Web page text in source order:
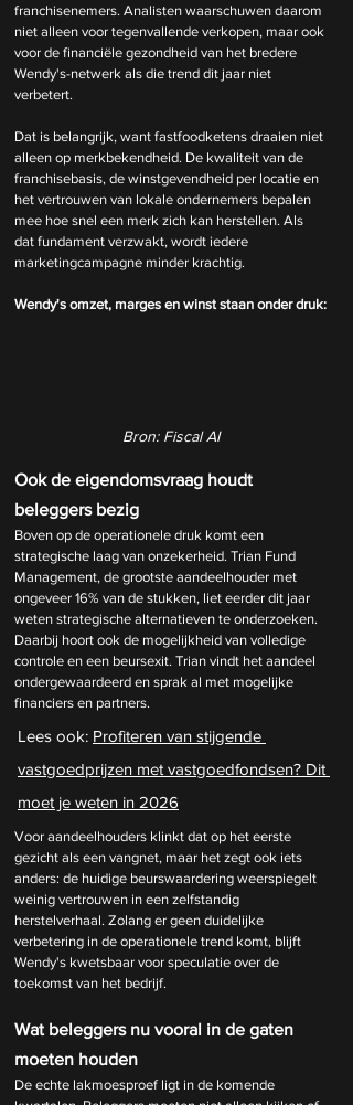
franchisenemers. Analisten waarschuwen daarom
niet alleen voor tegenvallende verkopen, maar ook
voor de financiële gezondheid van het bredere
Wendy's-netwerk als die trend dit jaar niet
verbetert.
Dat is belangrijk, want fastfoodketens draaien niet
alleen op merkbekendheid. De kwaliteit van de
franchisebasis, de winstgevendheid per locatie en
het vertrouwen van lokale ondernemers bepalen
mee hoe snel een merk zich kan herstellen. Als
dat fundament verzwakt, wordt iedere
marketingcampagne minder krachtig.
Wendy's omzet, marges en winst staan onder druk:
Bron: Fiscal AI
Ook de eigendomsvraag houdt
beleggers bezig
Boven op de operationele druk komt een
strategische laag van onzekerheid. Trian Fund
Management, de grootste aandeelhouder met
ongeveer 16% van de stukken, liet eerder dit jaar
weten strategische alternatieven te onderzoeken.
Daarbij hoort ook de mogelijkheid van volledige
controle en een beursexit. Trian vindt het aandeel
ondergewaardeerd en sprak al met mogelijke
financiers en partners.
Lees ook: Profiteren van stijgende
vastgoedprijzen met vastgoedfondsen? Dit
moet je weten in 2026
Voor aandeelhouders klinkt dat op het eerste
gezicht als een vangnet, maar het zegt ook iets
anders: de huidige beurswaardering weerspiegelt
weinig vertrouwen in een zelfstandig
herstelverhaal. Zolang er geen duidelijke
verbetering in de operationele trend komt, blijft
Wendy's kwetsbaar voor speculatie over de
toekomst van het bedrijf.
Wat beleggers nu vooral in de gaten
moeten houden
De echte lakmoesproef ligt in de komende